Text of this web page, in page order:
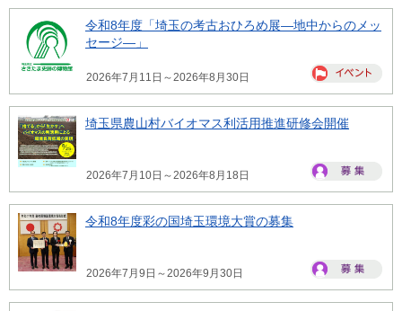
令和8年度「埼玉の考古おひろめ展―地中からのメッ
セージ―」
2026年7月11日～2026年8月30日
埼玉県農山村バイオマス利活用推進研修会開催
2026年7月10日～2026年8月18日
令和8年度彩の国埼玉環境大賞の募集
2026年7月9日～2026年9月30日